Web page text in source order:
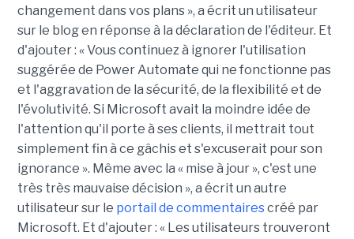
changement dans vos plans », a écrit un utilisateur
sur le blog en réponse à la déclaration de l'éditeur. Et
d'ajouter : « Vous continuez à ignorer l'utilisation
suggérée de Power Automate qui ne fonctionne pas
et l'aggravation de la sécurité, de la flexibilité et de
l'évolutivité. Si Microsoft avait la moindre idée de
l'attention qu'il porte à ses clients, il mettrait tout
simplement fin à ce gâchis et s'excuserait pour son
ignorance ». Même avec la « mise à jour », c'est une
très très mauvaise décision », a écrit un autre
utilisateur sur le portail de commentairescréé par
Microsoft. Et d'ajouter : « Les utilisateurs trouveront